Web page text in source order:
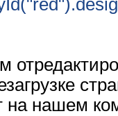
на нашем